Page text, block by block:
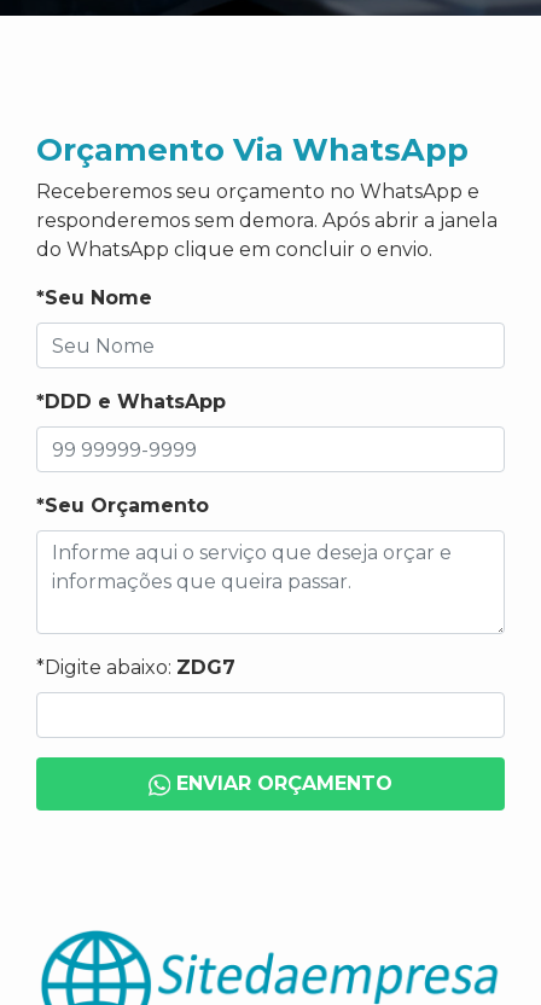
Orçamento Via WhatsApp
Receberemos seu orçamento no WhatsApp e
responderemos sem demora. Após abrir a janela
do WhatsApp clique em concluir o envio.
*Seu Nome
*DDD e WhatsApp
*Seu Orçamento
*Digite abaixo: ZDG7
ENVIAR ORÇAMENTO